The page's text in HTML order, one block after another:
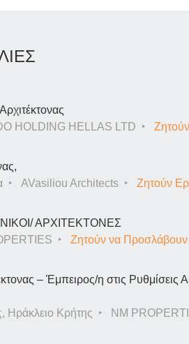
HOLDING HELLAS LTD
AVasiliou Architects Ζητούν
ΑΡΧΙΤΕΚΤΟΝΕΣ
Ζητούν να Προσλάβουν
– Έμπειρος/η στις Ρυθμίσεις
Ηράκλειο Κρήτης
NM